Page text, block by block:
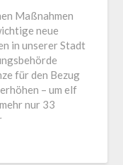
Maßnahmen
neue
in unserer Stadt
für den Bezug
– um elf
nur 33